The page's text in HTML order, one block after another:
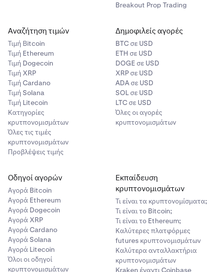
3
Στη συνέχεια, επιλέξτε το κρυπτονόμισμα που θα
μενού για να δείτε όλα τα διαθέσιμα
κρυπτονομίσματα που μπορείτε να αγοράσετε.
Breakout Prop Trading
Αναζήτηση τιμών
Τιμή Βitcoin
Τιμή Ethereum
Τιμή Dogecoin
Τιμή XRP
Τιμή Cardano
Τιμή Solana
Τιμή Litecoin
Κατηγορίες
κρυτπονομισμάτων
Όλες τις τιμές
κρυπτονομισμάτων
Προβλέψεις τιμής
Δημοφιλείς αγορές
BTC σε USD
ETH σε USD
DOGE σε USD
XRP σε USD
ADA σε USD
SOL σε USD
LTC σε USD
Όλες οι αγορές
κρυπτονομισμάτων
Οδηγοί αγορών
Αγορά Bitcoin
Αγορά Ethereum
Αγορά Dogecoin
Αγορά XRP
Αγορά Cardano
Αγορά Solana
Αγορά Litecoin
Όλοι οι οδηγοί
κρυπτονομισμάτων
Εκπαίδευση
κρυπτονομισμάτων
Τι είναι τα κρυπτονομίσματα;
Τι είναι το Bitcoin;
Τι είναι το Ethereum;
Καλύτερες πλατφόρμες
futures κρυπτονομισμάτων
Καλύτερα ανταλλακτήρια
κρυπτονομισμάτων
Kraken έναντι Coinbase